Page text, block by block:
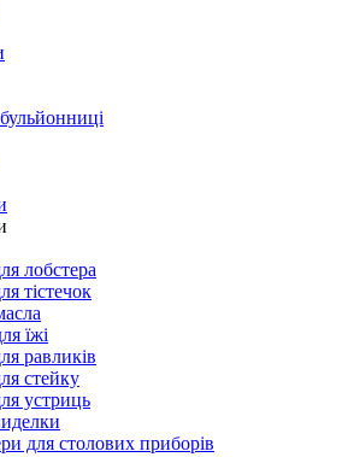
лобстера
тістечок
їжі
равликів
стейку
устриць
для столових приборів